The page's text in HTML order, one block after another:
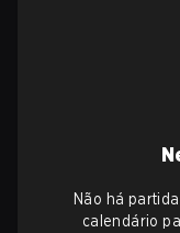
Não há
calendário